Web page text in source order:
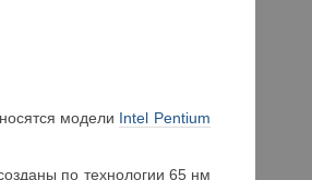
модели Intel Pentium
по технологии 65 нм